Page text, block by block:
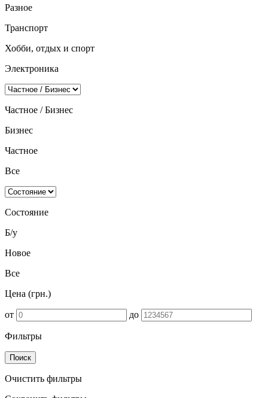
Разное
Транспорт
Хобби, отдых и спорт
Электроника
Частное / Бизнес
Бизнес
Частное
Все
Состояние
Б/у
Новое
Все
Цена (грн.)
от до
Фильтры
Поиск
Очистить фильтры